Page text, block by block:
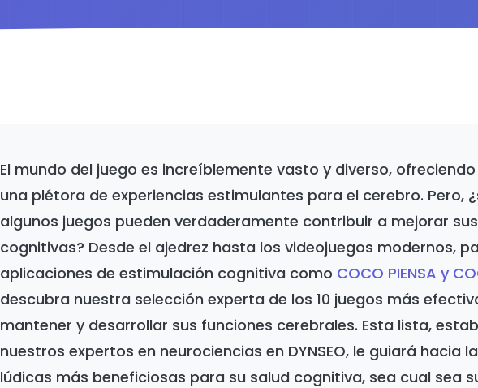
El mundo del juego es increíblemente vasto y diverso,
una plétora de experiencias estimulantes para el cerebro. Pero,
algunos juegos pueden verdaderamente contribuir a mejorar
cognitivas? Desde el ajedrez hasta los videojuegos modernos,
aplicaciones de estimulación cognitiva como COCO PIENSA y
descubra nuestra selección experta de los 10 juegos más
mantener y desarrollar sus funciones cerebrales. Esta lista,
nuestros expertos en neurociencias en DYNSEO, le guiará hacia
lúdicas más beneficiosas para su salud cognitiva, sea cual sea